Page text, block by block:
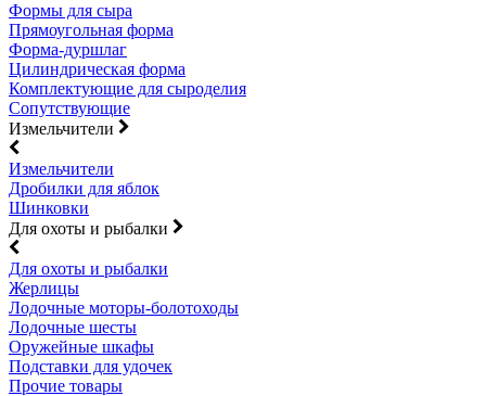
Формы для сыра
Прямоугольная форма
Форма-дуршлаг
Цилиндрическая форма
Комплектующие для сыроделия
Сопутствующие
Измельчители
Измельчители
Дробилки для яблок
Шинковки
Для охоты и рыбалки
Для охоты и рыбалки
Жерлицы
Лодочные моторы-болотоходы
Лодочные шесты
Оружейные шкафы
Подставки для удочек
Прочие товары